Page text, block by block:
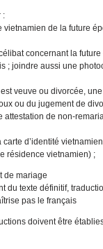
:
vietnamien de la future
concernant la
; joindre aussi une
veuve ou divorcée,
ou du jugement de
attestation de non-
carte d’identité
résidence vietnamien) ;
de mariage
du texte définitif,
pas le français
doivent être